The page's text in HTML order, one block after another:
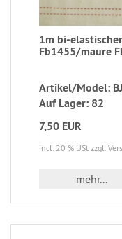
1m bi-
Fb1455/maure
Artikel/Model:
Auf Lager: 82
7,50 EUR
incl. 20 % USt zzgl.
mehr...